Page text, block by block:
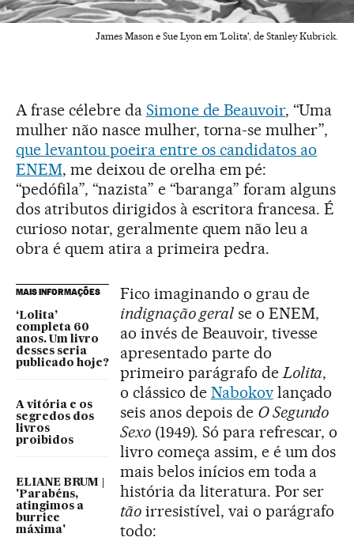
James Mason e Sue Lyon em 'Lolita', de Stanley Kubrick.
A frase célebre da Simone de Beauvoir, “Uma
mulher não nasce mulher, torna-se mulher”,
que levantou poeira entre os candidatos ao
ENEM, me deixou de orelha em pé:
“pedófila”, “nazista” e “baranga” foram alguns
dos atributos dirigidos à escritora francesa. É
curioso notar, geralmente quem não leu a
obra é quem atira a primeira pedra.
MAIS INFORMAÇÕES
‘Lolita’
completa 60
anos. Um livro
desses seria
publicado hoje?
A vitória e os
segredos dos
livros
proibidos
ELIANE BRUM |
'Parabéns,
atingimos a
burrice
máxima'
Fico imaginando o grau de
indignação geralse o ENEM,
ao invés de Beauvoir, tivesse
apresentado parte do
primeiro parágrafo de Lolita,
o clássico de Nabokovlançado
seis anos depois de O Segundo
Sexo(1949). Só para refrescar, o
livro começa assim, e é um dos
mais belos inícios em toda a
história da literatura. Por ser
tãoirresistível, vai o parágrafo
todo: